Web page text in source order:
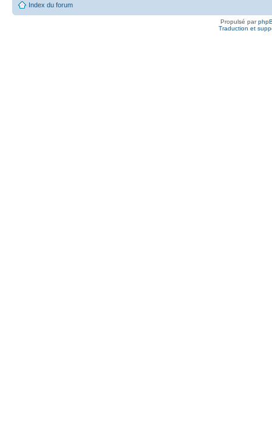
Index du forum
Propulsé par
Traduction et